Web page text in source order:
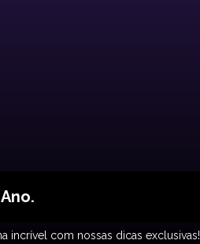
incrível com nossas dicas exclusivas!